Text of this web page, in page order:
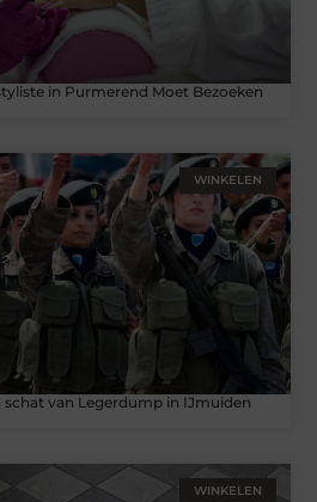
in Purmerend Moet Bezoeken
WINKELEN
van Legerdump in IJmuiden
WINKELEN